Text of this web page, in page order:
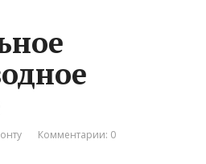
Комментарии: 0